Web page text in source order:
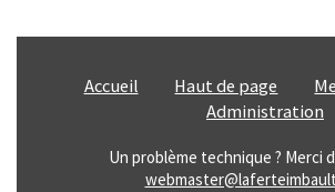
Accueil Haut de page
Administration
Un problème technique ? Merci